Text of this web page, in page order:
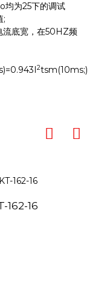
为25下的调试
;
底宽，在50HZ频
2tsm(10ms;)
162-16